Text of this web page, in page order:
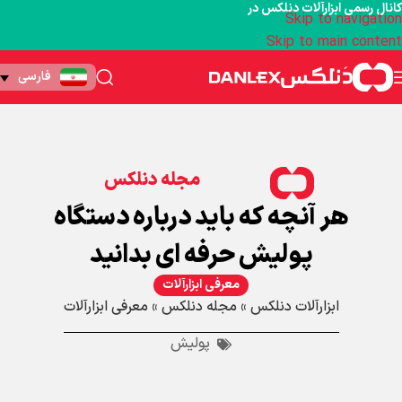
Skip to navigation
Skip to main content
فارسی
مجله دنلکس
هر آنچه که باید درباره دستگاه
پولیش حرفه ای بدانید
معرفی ابزارآلات
ابزارآلات دنلکس » مجله دنلکس » معرفی ابزارآلات
پولیش
کانال رسمی ابزارآلات دنلکس در